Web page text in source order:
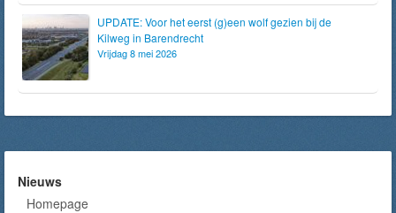
UPDATE: Voor het eerst (g)een wolf gezien bij de
Kilweg in Barendrecht
Vrijdag 8 mei 2026
Nieuws
Homepage